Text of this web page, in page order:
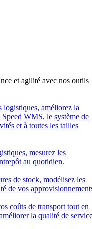
et agilité avec nos outils
logistiques, améliorez la
WMS, le système de
et à toutes les tailles
mesurez les
au quotidien.
de stock, modélisez les
de vos
coûts de transport tout en
la qualité de